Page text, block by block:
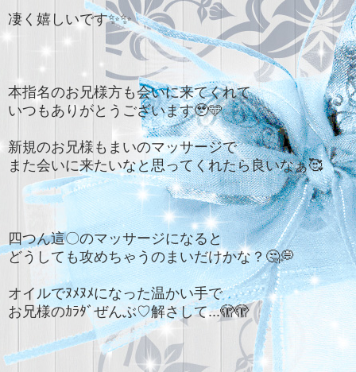
凄く嬉しいです✨️✨️
本指名のお兄様方も会いに来てくれて
いつもありがとうございます🥹🩵
新規のお兄様もまいのマッサージで
また会いに来たいなと思ってくれたら良いなぁ🥰
四つん這〇のマッサージになると
どうしても攻めちゃうのまいだけかな？🤔💭
オイルでﾇﾒﾇﾒになった温かい手で
お兄様のｶﾗﾀﾞぜんぶ♡解さして...🫣🫣